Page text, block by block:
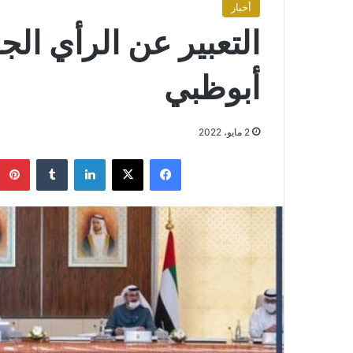
أخبار
التعبير عن الرأي
أبوظبي
2 مايو، 2022
فيسبوك X لينكدإن